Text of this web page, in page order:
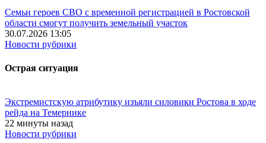
Семьи героев СВО с временной регистрацией в Ростовской
области смогут получить земельный участок
30.07.2026 13:05
Новости рубрики
Острая ситуация
Экстремистскую атрибутику изъяли силовики Ростова в ходе
рейда на Темернике
22 минуты назад
Новости рубрики